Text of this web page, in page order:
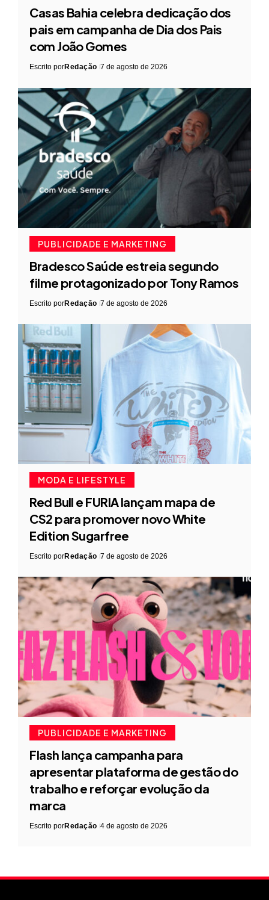
Casas Bahia celebra dedicação dos
pais em campanha de Dia dos Pais
com João Gomes
Escrito porRedação 7 de agosto de 2026
PUBLICIDADE E MARKETING
Bradesco Saúde estreia segundo
filme protagonizado por Tony Ramos
Escrito porRedação 7 de agosto de 2026
MODA E LIFESTYLE
Red Bull e FURIA lançam mapa de
CS2 para promover novo White
Edition Sugarfree
Escrito porRedação 7 de agosto de 2026
PUBLICIDADE E MARKETING
Flash lança campanha para
apresentar plataforma de gestão do
trabalho e reforçar evolução da
marca
Escrito porRedação 4 de agosto de 2026